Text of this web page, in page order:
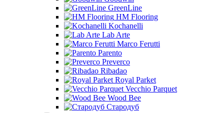
GreenLine
HM Flooring
Kochanelli
Lab Arte
Marco Ferutti
Parento
Preverco
Ribadao
Royal Parket
Vecchio Parquet
Wood Bee
Стародуб